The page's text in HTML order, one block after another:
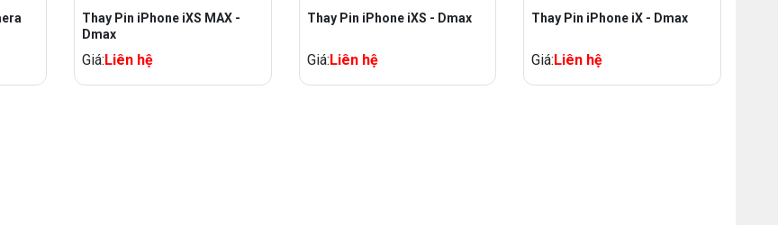
Thay Pin iPhone iXS MAX -
Dmax
Giá: Liên hệ
Thay Pin iPhone iXS - Dmax
Giá: Liên hệ
Thay Pin iPhone iX - Dmax
Giá: Liên hệ